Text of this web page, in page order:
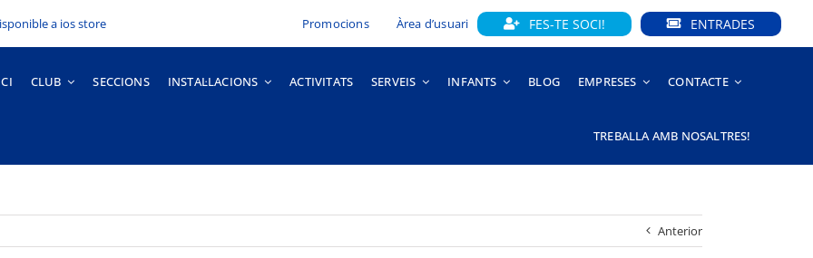
Promocions Àrea d’usuari FES-TE SOCI! ENTRADES
CLUB SECCIONS INSTAL·LACIONS ACTIVITATS SERVEIS INFANTS BLOG EMPRESES CONTACTE
TREBALLA AMB NOSALTRES!
Anterior